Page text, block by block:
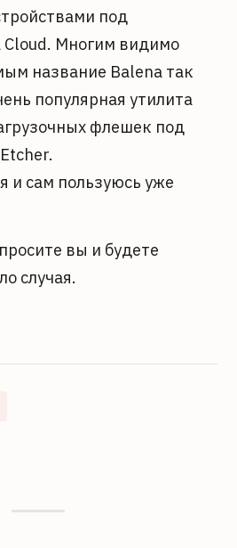
под
Cloud. Многим видимо
название Balena так
популярная утилита
флешек под
и сам пользуюсь уже
вы и будете
случая.